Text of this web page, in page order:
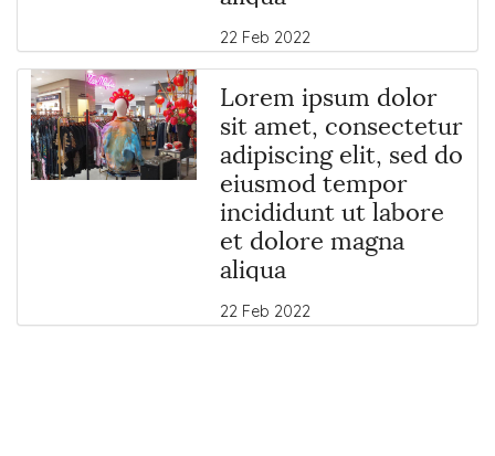
22 Feb 2022
Lorem ipsum dolor
sit amet, consectetur
adipiscing elit, sed do
eiusmod tempor
incididunt ut labore
et dolore magna
aliqua
22 Feb 2022